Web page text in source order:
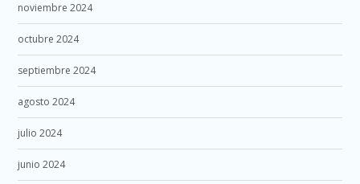
noviembre 2024
octubre 2024
septiembre 2024
agosto 2024
julio 2024
junio 2024